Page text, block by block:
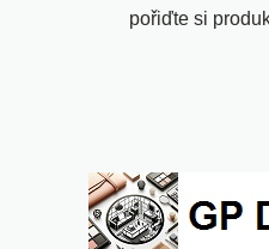
pořiďte si